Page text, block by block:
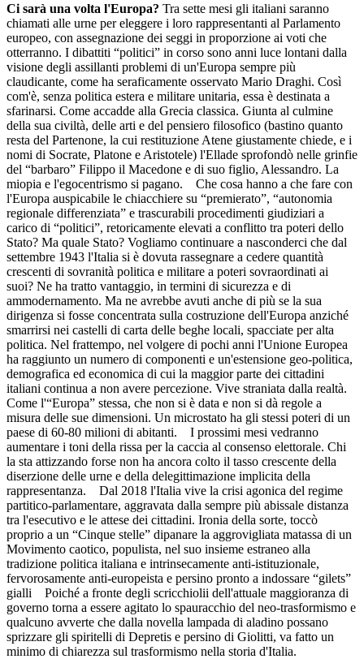
Ci sarà una volta l'Europa? Tra sette mesi gli italiani saranno
chiamati alle urne per eleggere i loro rappresentanti al Parlamento
europeo, con assegnazione dei seggi in proporzione ai voti che
otterranno. I dibattiti “politici” in corso sono anni luce lontani dalla
visione degli assillanti problemi di un'Europa sempre più
claudicante, come ha seraficamente osservato Mario Draghi. Così
com'è, senza politica estera e militare unitaria, essa è destinata a
sfarinarsi. Come accadde alla Grecia classica. Giunta al culmine
della sua civiltà, delle arti e del pensiero filosofico (bastino quanto
resta del Partenone, la cui restituzione Atene giustamente chiede, e i
nomi di Socrate, Platone e Aristotele) l'Ellade sprofondò nelle grinfie
del “barbaro” Filippo il Macedone e di suo figlio, Alessandro. La
miopia e l'egocentrismo si pagano. Che cosa hanno a che fare con
l'Europa auspicabile le chiacchiere su “premierato”, “autonomia
regionale differenziata” e trascurabili procedimenti giudiziari a
carico di “politici”, retoricamente elevati a conflitto tra poteri dello
Stato? Ma quale Stato? Vogliamo continuare a nasconderci che dal
settembre 1943 l'Italia si è dovuta rassegnare a cedere quantità
crescenti di sovranità politica e militare a poteri sovraordinati ai
suoi? Ne ha tratto vantaggio, in termini di sicurezza e di
ammodernamento. Ma ne avrebbe avuti anche di più se la sua
dirigenza si fosse concentrata sulla costruzione dell'Europa anziché
smarrirsi nei castelli di carta delle beghe locali, spacciate per alta
politica. Nel frattempo, nel volgere di pochi anni l'Unione Europea
ha raggiunto un numero di componenti e un'estensione geo-politica,
demografica ed economica di cui la maggior parte dei cittadini
italiani continua a non avere percezione. Vive straniata dalla realtà.
Come l'“Europa” stessa, che non si è data e non si dà regole a
misura delle sue dimensioni. Un microstato ha gli stessi poteri di un
paese di 60-80 milioni di abitanti. I prossimi mesi vedranno
aumentare i toni della rissa per la caccia al consenso elettorale. Chi
la sta attizzando forse non ha ancora colto il tasso crescente della
diserzione delle urne e della delegittimazione implicita della
rappresentanza. Dal 2018 l'Italia vive la crisi agonica del regime
partitico-parlamentare, aggravata dalla sempre più abissale distanza
tra l'esecutivo e le attese dei cittadini. Ironia della sorte, toccò
proprio a un “Cinque stelle” dipanare la aggrovigliata matassa di un
Movimento caotico, populista, nel suo insieme estraneo alla
tradizione politica italiana e intrinsecamente anti-istituzionale,
fervorosamente anti-europeista e persino pronto a indossare “gilets”
gialli Poiché a fronte degli scricchiolii dell'attuale maggioranza di
governo torna a essere agitato lo spauracchio del neo-trasformismo e
qualcuno avverte che dalla novella lampada di aladino possano
sprizzare gli spiritelli di Depretis e persino di Giolitti, va fatto un
minimo di chiarezza sul trasformismo nella storia d'Italia.